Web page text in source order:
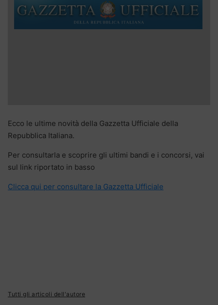
Ecco le ultime novità della Gazzetta Ufficiale della
Repubblica Italiana.
Per consultarla e scoprire gli ultimi bandi e i concorsi, vai
sul link riportato in basso
Clicca qui per consultare la Gazzetta Ufficiale
Tutti gli articoli dell'autore